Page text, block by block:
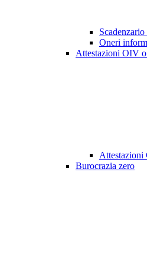
Oneri
Attestazioni OIV o
Attestazioni
Burocrazia zero